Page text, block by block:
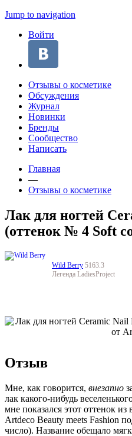
Jump to navigation
Войти
Отзывы о косметике
Обсуждения
Журнал
Новинки
Бренды
Сообщество
Написать
Главная
—
Отзывы о косметике
Лак для ногтей
(оттенок № 4 Soft
Wild Berry 5163.3
Легенда LadiesProject
Отзыв
Мне, как говорится, внезапно
лак какого-нибудь
мне показался этот оттенок
Artdeco Beauty meets Fashion
число). Название обещало